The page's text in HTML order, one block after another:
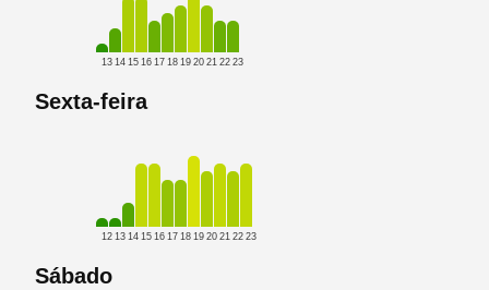
13 14 15 16 17 18 19 20 21 22 23
Sexta-feira
12 13 14 15 16 17 18 19 20 21 22 23
Sábado